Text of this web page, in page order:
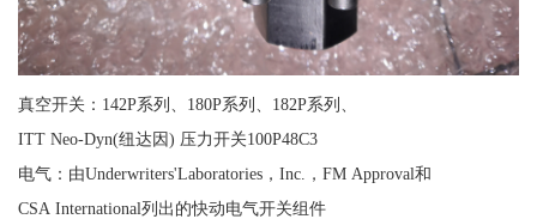
真空开关：142P系列、180P系列、182P系列、
ITT Neo-Dyn(纽达因) 压力开关100P48C3
电气：由Underwriters'Laboratories，Inc.，FM Approval和
CSA International列出的快动电气开关组件